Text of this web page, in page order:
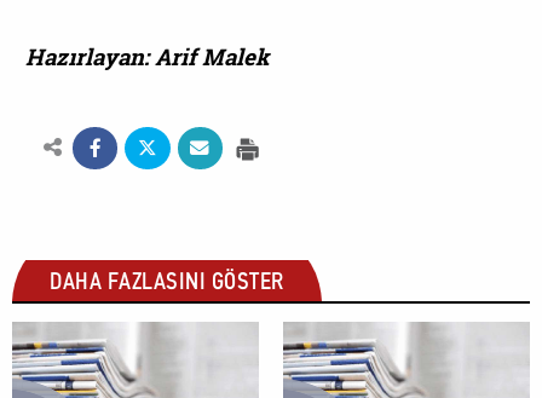
Hazırlayan: Arif Malek
DAHA FAZLASINI GÖSTER